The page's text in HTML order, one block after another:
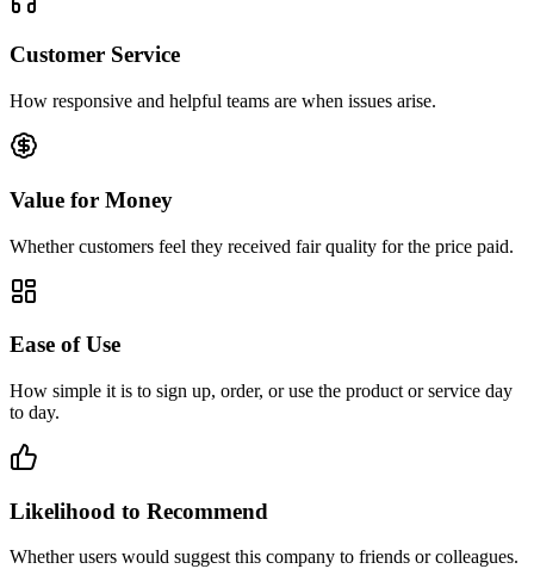
Customer Service
How responsive and helpful teams are when issues arise.
Value for Money
Whether customers feel they received fair quality for the price paid.
Ease of Use
How simple it is to sign up, order, or use the product or service day
to day.
Likelihood to Recommend
Whether users would suggest this company to friends or colleagues.